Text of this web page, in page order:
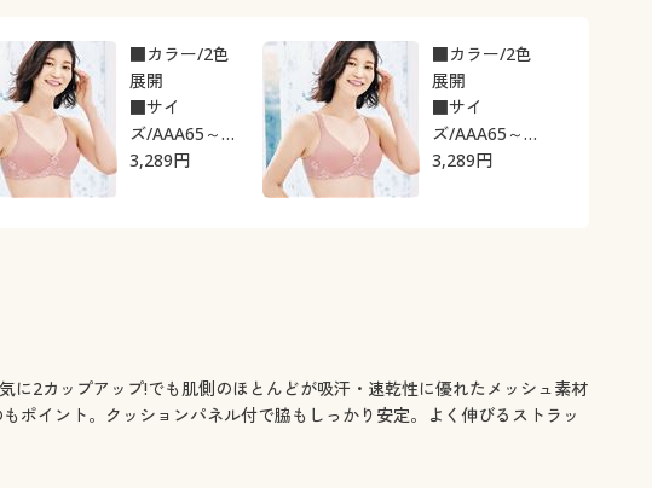
3,289円
■カラー/2色
展開
■サイ
ズ/AAA65～
A80
3,289円
■カラー/2色
展開
■サイ
ズ/AAA65～
A80
2カップアップ!でも肌側のほとんどが吸汗・速乾性に優れたメッシュ素材
ポイント。クッションパネル付で脇もしっかり安定。よく伸びるストラッ